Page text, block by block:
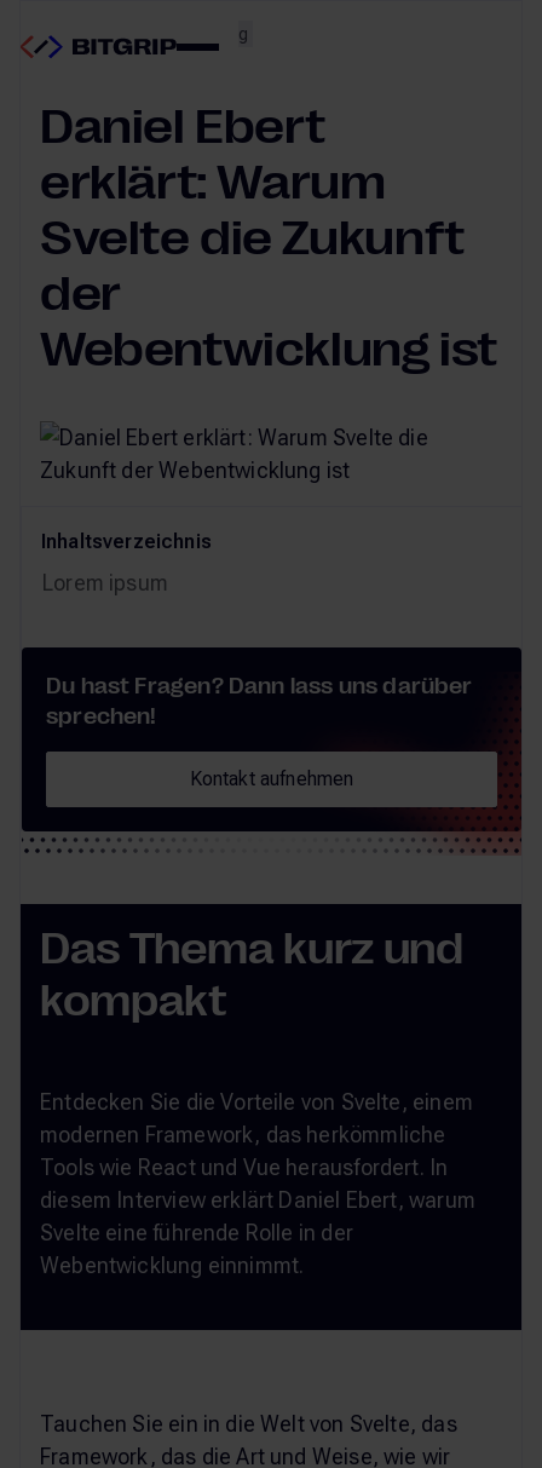
Architektur & Engineering
11.11.2024
Daniel Ebert
erklärt: Warum
Svelte die Zukunft
der
Webentwicklung ist
Das Thema kurz und
kompakt
Entdecken Sie die Vorteile von Svelte, einem
modernen Framework, das herkömmliche
Tools wie React und Vue herausfordert. In
diesem Interview erklärt Daniel Ebert, warum
Svelte eine führende Rolle in der
Webentwicklung einnimmt.
Tauchen Sie ein in die Welt von Svelte, das
Framework, das die Art und Weise, wie wir
Inhaltsverzeichnis
Lorem ipsum
Du hast Fragen? Dann lass uns darüber
sprechen!
Kontakt aufnehmen